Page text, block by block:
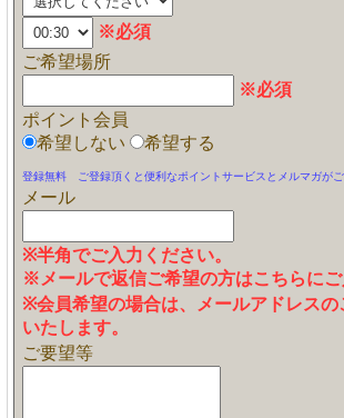
※必須
ご希望場所
※必須
ポイント会員
希望しない
希望する
登録無料 ご登録頂くと便利なポイントサービスとメルマガが
メール
※半角でご入力ください。
※メールで返信ご希望の方はこちらに
※会員希望の場合は、メールアドレスの
いたします。
ご要望等